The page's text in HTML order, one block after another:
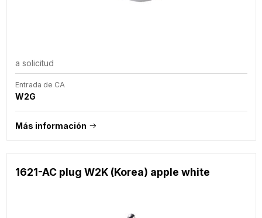
a solicitud
Entrada de CA
W2G
Más información
1621-AC plug W2K (Korea) apple white